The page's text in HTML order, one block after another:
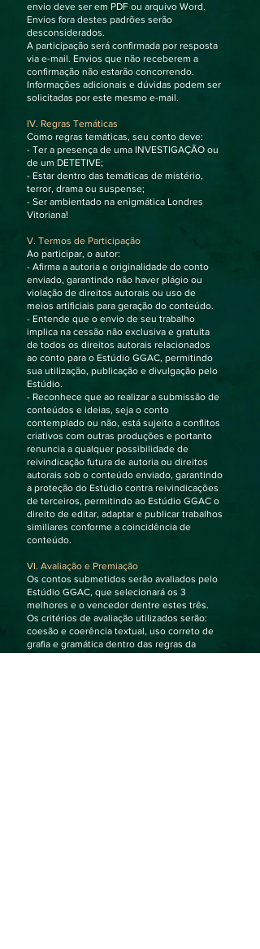
envio deve ser em PDF ou arquivo Word.
Envios fora destes padrões serão
desconsiderados.
A participação será confirmada por resposta
via e-mail. Envios que não receberem a
confirmação não estarão concorrendo.
Informações adicionais e dúvidas podem ser
solicitadas por este mesmo e-mail.
IV. Regras Temáticas
Como regras temáticas, seu conto deve:
- Ter a presença de uma INVESTIGAÇÃO ou
de um DETETIVE;
- Estar dentro das temáticas de mistério,
terror, drama ou suspense;
- Ser ambientado na enigmática Londres
Vitoriana!
V. Termos de Participação
Ao participar, o autor:
- Afirma a autoria e originalidade do conto
enviado, garantindo não haver plágio ou
violação de direitos autorais ou uso de
meios artificiais para geração do conteúdo.
- Entende que o envio de seu trabalho
implica na cessão não exclusiva e gratuita
de todos os direitos autorais relacionados
ao conto para o Estúdio GGAC, permitindo
sua utilização, publicação e divulgação pelo
Estúdio.
- Reconhece que ao realizar a submissão de
conteúdos e ideias, seja o conto
contemplado ou não, está sujeito a conflitos
criativos com outras produções e portanto
renuncia a qualquer possibilidade de
reivindicação futura de autoria ou direitos
autorais sob o conteúdo enviado, garantindo
a proteção do Estúdio contra reivindicações
de terceiros, permitindo ao Estúdio GGAC o
direito de editar, adaptar e publicar trabalhos
similiares conforme a coincidência de
conteúdo.
VI. Avaliação e Premiação
Os contos submetidos serão avaliados pelo
Estúdio GGAC, que selecionará os 3
melhores e o vencedor dentre estes três.
Os critérios de avaliação utilizados serão:
coesão e coerência textual, uso correto de
grafia e gramática dentro das regras da